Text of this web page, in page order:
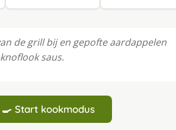
de grill bij en gepofte aardappelen
saus.
Start kookmodus